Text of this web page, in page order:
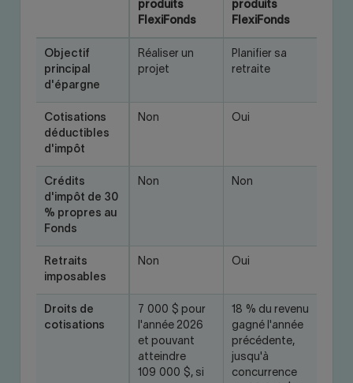
produits
FlexiFonds
produits
FlexiFonds
Objectif
principal
d'épargne
Réaliser un
projet
Planifier sa
retraite
Cotisations
déductibles
d'impôt
Non Oui
Crédits
d'impôt de 30
% propres au
Fonds
Non Non
Retraits
imposables
Non Oui
Droits de
cotisations
7 000 $ pour
l'année 2026
et pouvant
atteindre
109 000 $, si
18 % du revenu
gagné l'année
précédente,
jusqu'à
concurrence